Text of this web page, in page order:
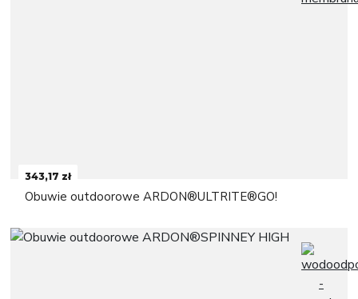
343,17 zł
Obuwie outdoorowe ARDON®ULTRITE®GO!